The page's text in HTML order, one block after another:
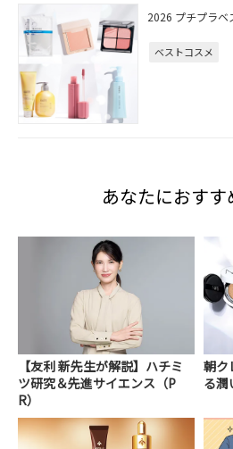
2026 プチプラベ
ベストコスメ
あなたにおす
【友利 新先生が解説】ハチミ
ツ研究＆先進サイエンス（P
R）
朝ク
る潤